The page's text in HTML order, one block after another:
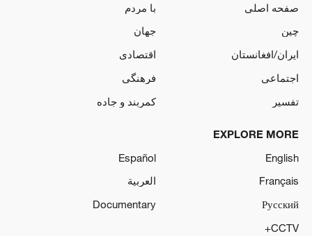
صفحه اصلی
با مردم
چین
جهان
ایران/افغانستان
اقتصادی
اجتماعی
فرهنگی
تفسیر
کمربند و جاده
EXPLORE MORE
English
Español
Français
العربية
Русский
Documentary
CCTV+